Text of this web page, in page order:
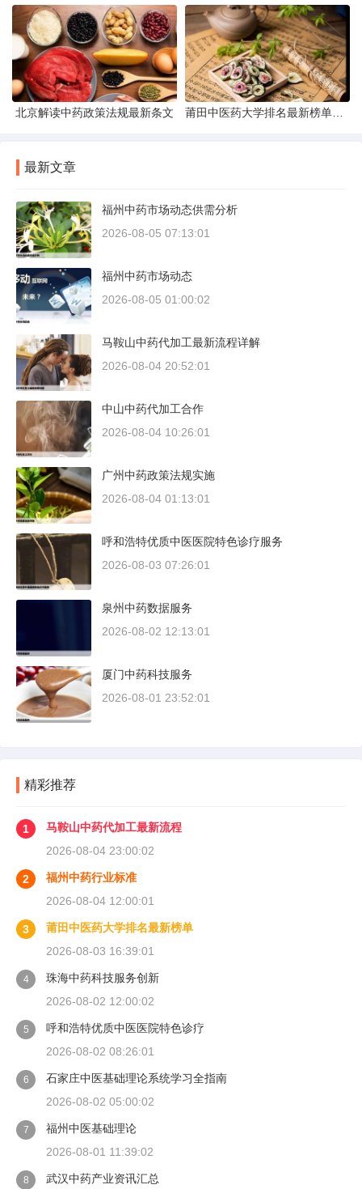
北京解读中药政策法规最新条文
最新文章
福州中药市场动态供需分析
2026-08-05 07:13:01
福州中药市场动态
2026-08-05 01:00:02
马鞍山中药代加工最新流程详解
2026-08-04 20:52:01
中山中药代加工合作
2026-08-04 10:26:01
广州中药政策法规实施
2026-08-04 01:13:01
呼和浩特优质中医医院特色诊疗服务
2026-08-03 07:26:01
泉州中药数据服务
2026-08-02 12:13:01
厦门中药科技服务
2026-08-01 23:52:01
精彩推荐
1
马鞍山中药代加工最新流程
2026-08-04 23:00:02
2
福州中药行业标准
2026-08-04 12:00:01
3
莆田中医药大学排名最新榜单
2026-08-03 16:39:01
4
珠海中药科技服务创新
2026-08-02 12:00:02
5
呼和浩特优质中医医院特色诊疗
2026-08-02 08:26:01
6
石家庄中医基础理论系统学习全指南
2026-08-02 05:00:02
7
福州中医基础理论
2026-08-01 11:39:02
8 武汉中药产业资讯汇总